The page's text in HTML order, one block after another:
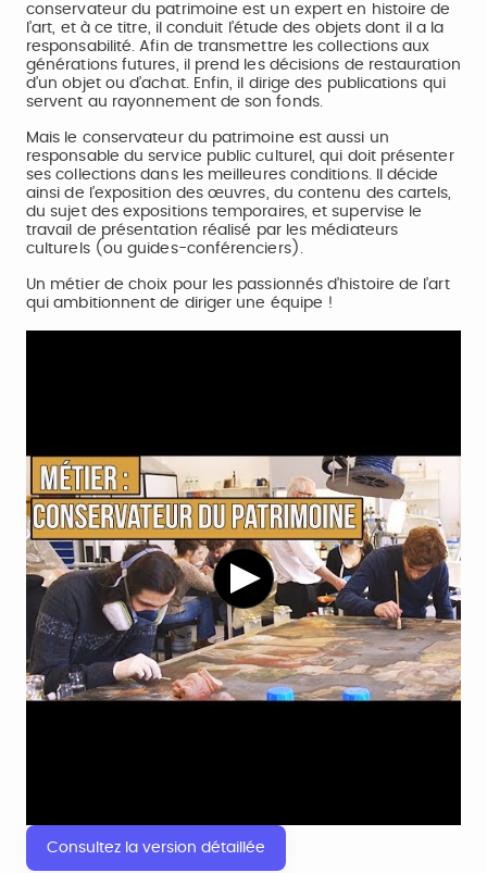
conservateur du patrimoine est un expert en histoire de
l’art, et à ce titre, il conduit l’étude des objets dont il a la
responsabilité. Afin de transmettre les collections aux
générations futures, il prend les décisions de restauration
d’un objet ou d’achat. Enfin, il dirige des publications qui
servent au rayonnement de son fonds.
Mais le conservateur du patrimoine est aussi un
responsable du service public culturel, qui doit présenter
ses collections dans les meilleures conditions. Il décide
ainsi de l’exposition des œuvres, du contenu des cartels,
du sujet des expositions temporaires, et supervise le
travail de présentation réalisé par les médiateurs
culturels (ou guides-conférenciers).
Un métier de choix pour les passionnés d’histoire de l’art
qui ambitionnent de diriger une équipe !
Consultez la version détaillée